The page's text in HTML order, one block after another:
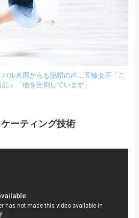
バル米国からも脱帽の声…五輪女王「こ
」「他を圧倒しています」
ーティング技術